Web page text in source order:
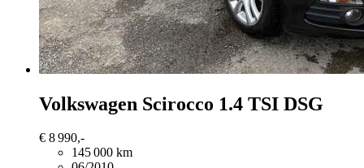
Volkswagen Scirocco 1.4 TSI DSG
€ 8 990,-
145 000 km